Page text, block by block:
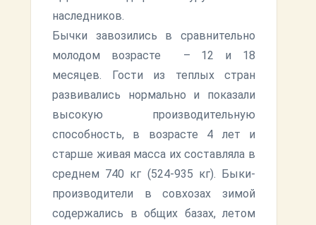
наследников.
Бычки завозились в сравнительно
молодом возрасте – 12 и 18
месяцев. Гости из теплых стран
развивались нормально и показали
высокую производительную
способность, в возрасте 4 лет и
старше живая масса их составляла в
среднем 740 кг (524-935 кг). Быки-
производители в совхозах зимой
содержались в общих базах, летом